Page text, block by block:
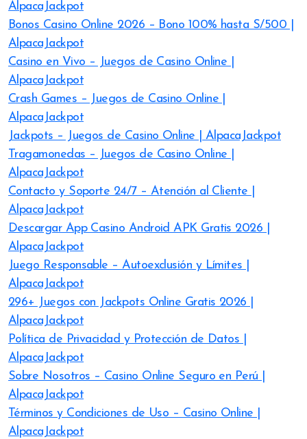
AlpacaJackpot
Bonos Casino Online 2026 – Bono 100% hasta S/500 |
AlpacaJackpot
Casino en Vivo – Juegos de Casino Online |
AlpacaJackpot
Crash Games – Juegos de Casino Online |
AlpacaJackpot
Jackpots – Juegos de Casino Online | AlpacaJackpot
Tragamonedas – Juegos de Casino Online |
AlpacaJackpot
Contacto y Soporte 24/7 – Atención al Cliente |
AlpacaJackpot
Descargar App Casino Android APK Gratis 2026 |
AlpacaJackpot
Juego Responsable – Autoexclusión y Límites |
AlpacaJackpot
296+ Juegos con Jackpots Online Gratis 2026 |
AlpacaJackpot
Política de Privacidad y Protección de Datos |
AlpacaJackpot
Sobre Nosotros – Casino Online Seguro en Perú |
AlpacaJackpot
Términos y Condiciones de Uso – Casino Online |
AlpacaJackpot